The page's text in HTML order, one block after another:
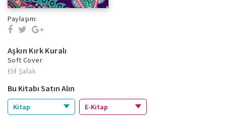
Paylaşım:
Aşkın Kırk Kuralı
Soft Cover
Elif Şafak
Bu Kitabı Satın Alın
Kitap E-Kitap